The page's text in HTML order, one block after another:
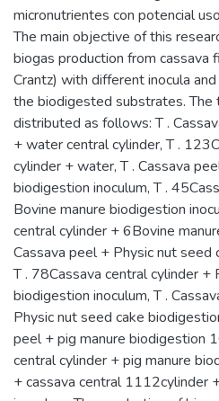
micronutrientes con potencial
The main objective of this
biogas production from cassava
Crantz) with different inocula
the biodigested substrates.
distributed as follows: T .
+ water central cylinder, T .
cylinder + water, T . Cassava
biodigestion inoculum, T .
Bovine manure biodigestion
central cylinder + 6Bovine
Cassava peel + Physic nut seed
T . 78Cassava central cylinder +
biodigestion inoculum, T .
Physic nut seed cake
peel + pig manure biodigestion
central cylinder + pig manure
+ cassava central 1112cylinder